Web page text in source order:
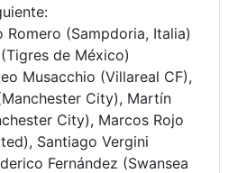
Romero (Sampdoria, Italia)
de México)
Musacchio (Villareal CF),
City), Martín
City), Marcos Rojo
Santiago Vergini
Fernández (Swansea